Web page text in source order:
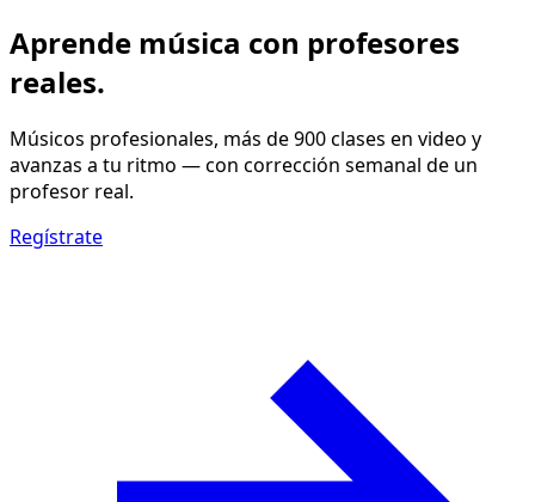
Aprende música con profesores
reales.
Músicos profesionales, más de 900 clases en video y
avanzas a tu ritmo — con corrección semanal de un
profesor real.
Regístrate